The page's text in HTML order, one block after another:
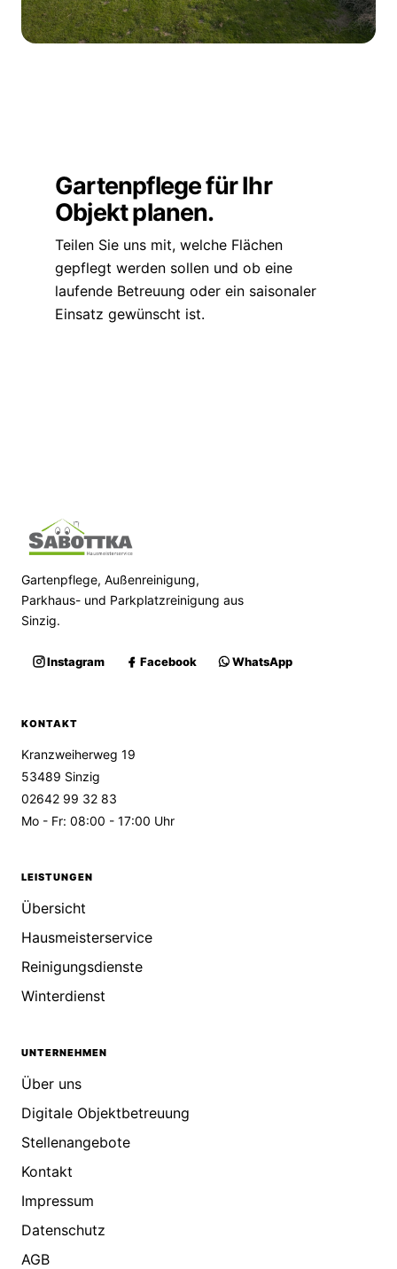
Gartenpflege für Ihr
Objekt planen.
Teilen Sie uns mit, welche Flächen
gepflegt werden sollen und ob eine
laufende Betreuung oder ein saisonaler
Einsatz gewünscht ist.
Gartenpflege, Außenreinigung,
Parkhaus- und Parkplatzreinigung aus
Sinzig.
Instagram Facebook WhatsApp
KONTAKT
Kranzweiherweg 19
53489 Sinzig
02642 99 32 83
Mo - Fr: 08:00 - 17:00 Uhr
LEISTUNGEN
Übersicht
Hausmeisterservice
Reinigungsdienste
Winterdienst
UNTERNEHMEN
Über uns
Digitale Objektbetreuung
Stellenangebote
Kontakt
Impressum
Datenschutz
AGB